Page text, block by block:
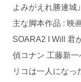
よみがえれ勝連城」
主な脚本作品 : 映
SOARA2 I Will 君
偵コナン ⼯藤新⼀
リコは⼀⼈になっ